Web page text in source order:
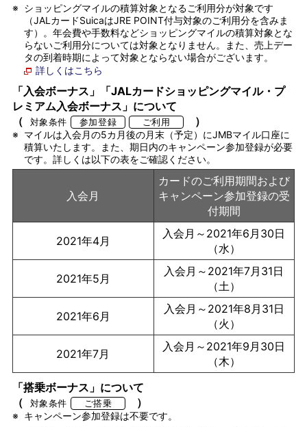
※ ショッピングマイルの積算対象となるご利用分が対象です
（JALカードSuicaはJRE POINT付与対象のご利用分を含みま
す）。年会費や手数料などショッピングマイルの積算対象とな
らないご利用分については対象となりません。また、売上デー
タの到着時期によって対象とならない場合がございます。
詳しくはこちら
「入会ボーナス」「JALカードショッピングマイル・プ
レミアム入会ボーナス」について
（
対象条件 参加登録 ご利用 ）
※ マイルは入会月の5カ月後の月末（予定）にJMBマイル口座に
積算いたします。また、期日内のキャンペーン参加登録が必要
です。詳しくは以下の表をご確認ください。
入会月
カードのご利用期間および
キャンペーン参加登録の受
付期間
2021年4月
入会月～2021年6月30日
（水）
2021年5月
入会月～2021年7月31日
（土）
2021年6月
入会月～2021年8月31日
（火）
2021年7月
入会月～2021年9月30日
（木）
「搭乗ボーナス」について
（
対象条件 ご搭乗 ）
※ キャンペーン参加登録は不要です。